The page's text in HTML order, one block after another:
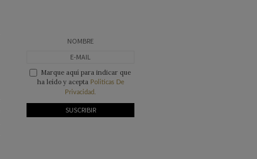
Marque aquí para indicar que
ha leído y acepta Politicas De
Privacidad.